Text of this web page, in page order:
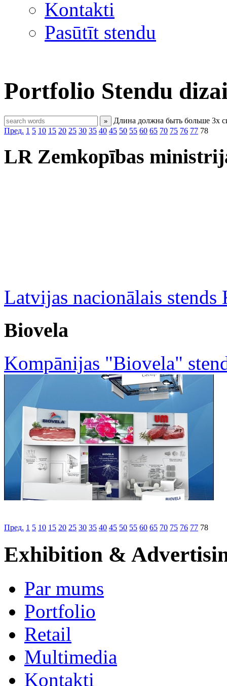
Kontakti
Pasūtīt stendu
Portfolio Stendu
»
Длина должна быть больше 3х
Пред. 1 5 10 15 20 25 30 35 40 45 50 55 60 65 70 75 76 77 78
LR Zemkopības
Latvijas nacionālais stends
Biovela
Kompānijas "Biovela"
Пред. 1 5 10 15 20 25 30 35 40 45 50 55 60 65 70 75 76 77 78
Exhibition &
Par mums
Portfolio
Retail
Multimedia
Kontakti